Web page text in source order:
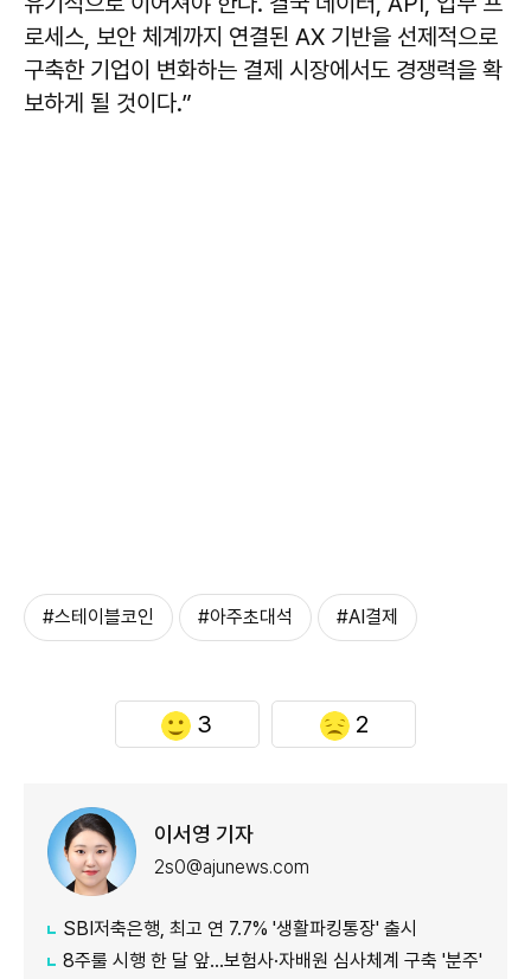
로세스, 보안 체계까지 연결된 AX 기반을 선제적으로
구축한 기업이 변화하는 결제 시장에서도 경쟁력을 확
보하게 될 것이다.”
#스테이블코인 #아주초대석 #AI결제
3 2
이서영 기자
2s0@ajunews.com
SBI저축은행, 최고 연 7.7% '생활파킹통장' 출시
8주룰 시행 한 달 앞…보험사·자배원 심사체계 구축 '분주'